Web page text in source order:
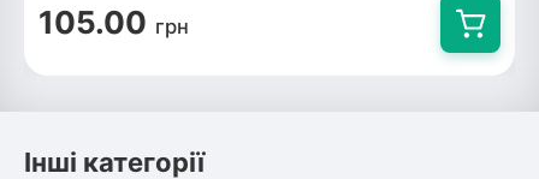
105.00 грн
Інші категорії